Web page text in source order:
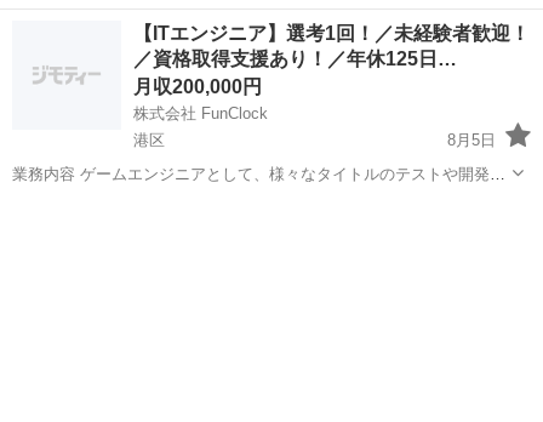
ト業務をお任せします。 盛り上がりを見せる建築業界で、経験ゼロか
ら専門知識を身につけてみませんか？ 【仕事詳細】 ・協力スタッフの
手配、サポ...
事務
【ITエンジニア】選考1回！／未経験者歓迎！
／資格取得支援あり！／年休125日…
月収200,000円
株式会社 FunClock
港区
8月5日
業務内容 ゲームエンジニアとして、様々なタイトルのテストや開発サ